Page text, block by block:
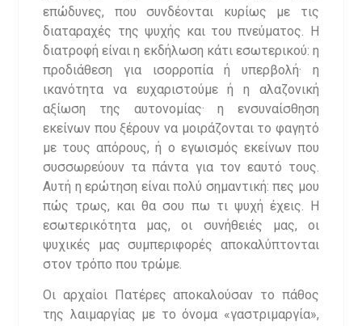
επώδυνες, που συνδέονται κυρίως με τις
διαταραχές της ψυχής και του πνεύματος. Η
διατροφή είναι η εκδήλωση κάτι εσωτερικού: η
προδιάθεση για ισορροπία ή υπερβολή· η
ικανότητα να ευχαριστούμε ή η αλαζονική
αξίωση της αυτονομίας· η ενσυναίσθηση
εκείνων που ξέρουν να μοιράζονται το φαγητό
με τους απόρους, ή ο εγωισμός εκείνων που
συσσωρεύουν τα πάντα για τον εαυτό τους.
Αυτή η ερώτηση είναι πολύ σημαντική: πες μου
πώς τρως, και θα σου πω τι ψυχή έχεις. Η
εσωτερικότητα μας, οι συνήθειές μας, οι
ψυχικές μας συμπεριφορές αποκαλύπτονται
στον τρόπο που τρώμε.
Οι αρχαίοι Πατέρες αποκαλούσαν το πάθος
της λαιμαργίας με το όνομα «γαστριμαργία»,